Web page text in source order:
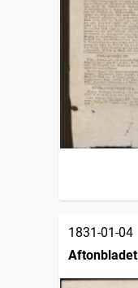
1831-01-04
Aftonbladet